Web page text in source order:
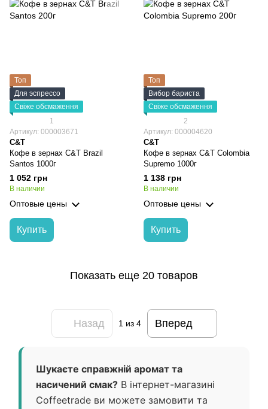
Топ
Для эспрессо
Свіже обсмаження
1
Артикул: 000003671
C&T
Кофе в зернах C&T Brazil
Santos 1000г
1 052 грн
В наличии
Оптовые цены
Купить
Топ
Вибор бариста
Свіже обсмаження
2
Артикул: 000004620
C&T
Кофе в зернах C&T Colombia
Supremo 1000г
1 138 грн
В наличии
Оптовые цены
Купить
Показать еще 20 товаров
Назад 1 из 4 Вперед
Шукаєте справжній аромат та
насичений смак? В інтернет-магазині
Coffeetrade ви можете замовити та